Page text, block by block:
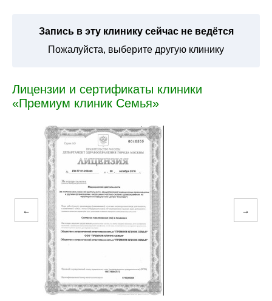
Запись в эту клинику сейчас не ведётся
Пожалуйста, выберите другую клинику
Лицензии и сертификаты клиники
«Премиум клиник Семья»
← →